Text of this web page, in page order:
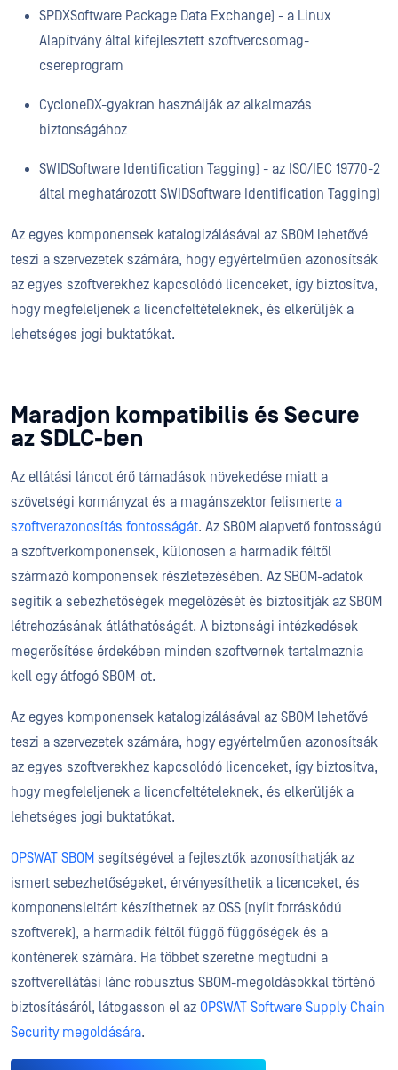
SPDXSoftware Package Data Exchange) - a Linux
Alapítvány által kifejlesztett szoftvercsomag-
csereprogram
CycloneDX-gyakran használják az alkalmazás
biztonságához
SWIDSoftware Identification Tagging) - az ISO/IEC 19770-2
által meghatározott SWIDSoftware Identification Tagging)
Az egyes komponensek katalogizálásával az SBOM lehetővé
teszi a szervezetek számára, hogy egyértelműen azonosítsák
az egyes szoftverekhez kapcsolódó licenceket, így biztosítva,
hogy megfeleljenek a licencfeltételeknek, és elkerüljék a
lehetséges jogi buktatókat.
Maradjon kompatibilis és Secure
az SDLC-ben
Az ellátási láncot érő támadások növekedése miatt a
szövetségi kormányzat és a magánszektor felismerte a
szoftverazonosítás fontosságát. Az SBOM alapvető fontosságú
a szoftverkomponensek, különösen a harmadik féltől
származó komponensek részletezésében. Az SBOM-adatok
segítik a sebezhetőségek megelőzését és biztosítják az SBOM
létrehozásának átláthatóságát. A biztonsági intézkedések
megerősítése érdekében minden szoftvernek tartalmaznia
kell egy átfogó SBOM-ot.
Az egyes komponensek katalogizálásával az SBOM lehetővé
teszi a szervezetek számára, hogy egyértelműen azonosítsák
az egyes szoftverekhez kapcsolódó licenceket, így biztosítva,
hogy megfeleljenek a licencfeltételeknek, és elkerüljék a
lehetséges jogi buktatókat.
OPSWAT SBOM segítségével a fejlesztők azonosíthatják az
ismert sebezhetőségeket, érvényesíthetik a licenceket, és
komponensleltárt készíthetnek az OSS (nyílt forráskódú
szoftverek), a harmadik féltől függő függőségek és a
konténerek számára. Ha többet szeretne megtudni a
szoftverellátási lánc robusztus SBOM-megoldásokkal történő
biztosításáról, látogasson el az OPSWAT Software Supply Chain
Security megoldására.